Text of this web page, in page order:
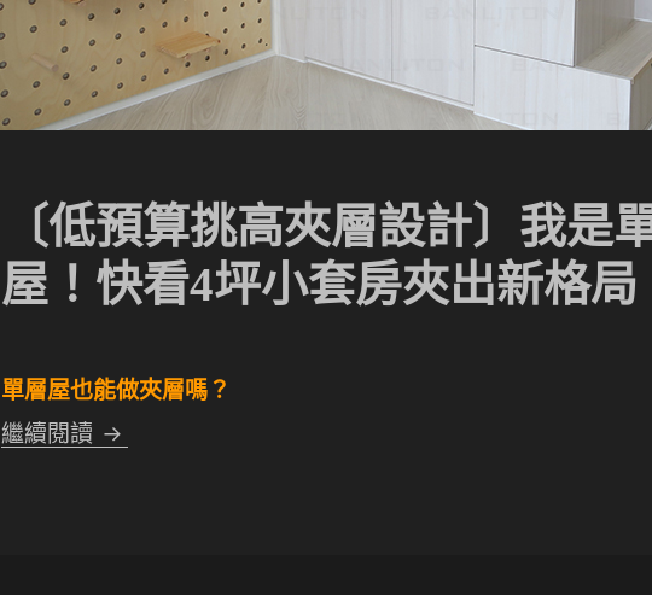
〔低預算挑高夾層設計〕我是
屋！快看4坪小套房夾出新格局
單層屋也能做夾層嗎？
繼續閱讀 〔低預算挑高夾層設計〕我是單層屋！快看4坪小套房